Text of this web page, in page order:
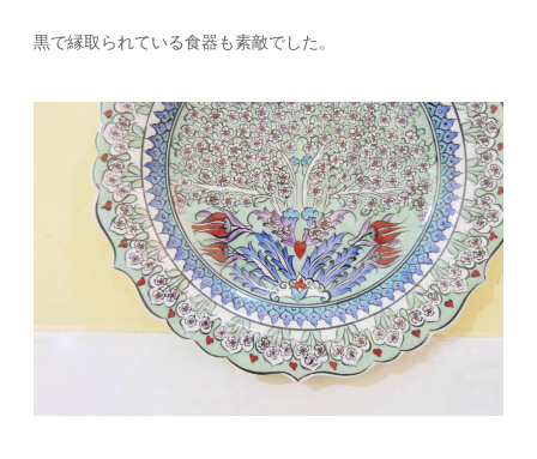
黒で縁取られている食器も素敵でした。